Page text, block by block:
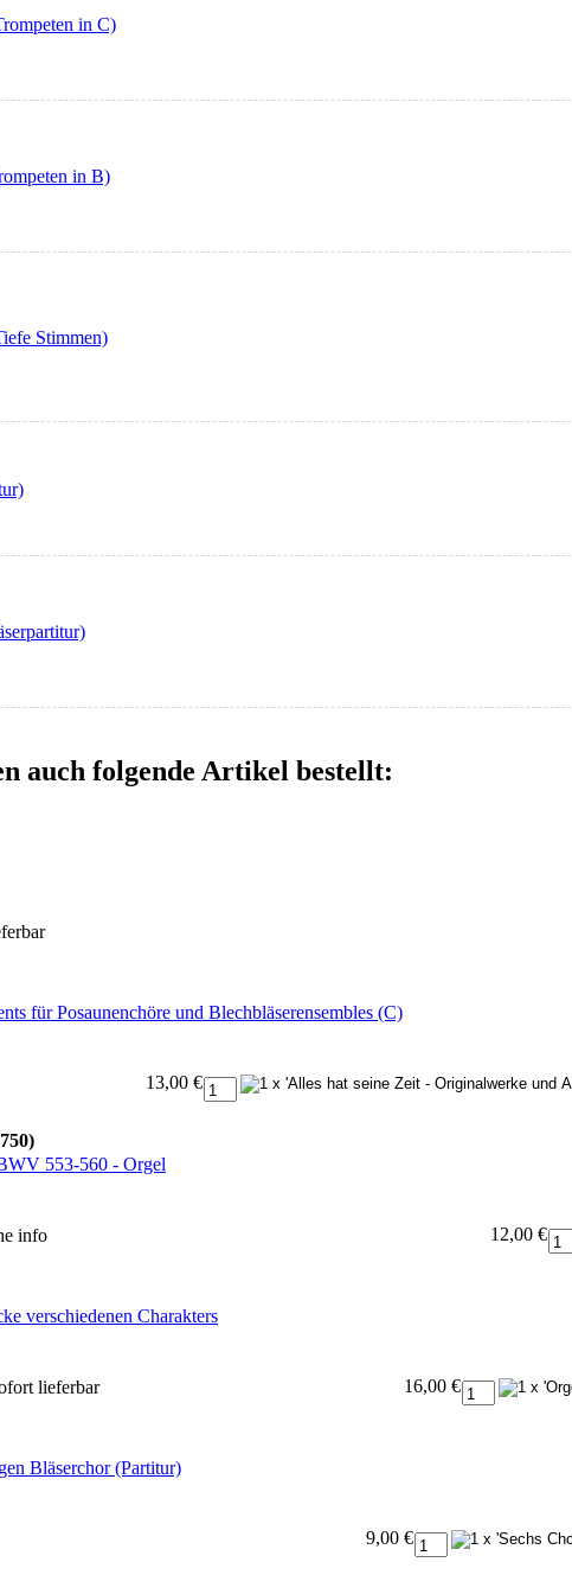
in C)
in B)
Stimmen)
auch folgende Artikel bestellt:
für Posaunenchöre und Blechbläserensembles (C)
13,00 €
553-560 - Orgel
info
12,00 €
verschiedenen Charakters
lieferbar
16,00 €
Bläserchor (Partitur)
9,00 €